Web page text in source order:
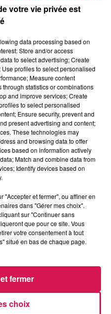
JUSTICE
Want
7h21
7h21
BENSON BOONE
Beautiful Things
CONSULTÉS
CHALEUR ET RISQUE
D'ORAGES CE LUNDI EN
SAMBRE-AVESNOIS-
et changeant concerne nos
secteurs ce lundi 3 août. Entre
des températures élevées
l'après-midi et un risque
SALMONELLOSE : LIDL
votre vie privée est
data processing based on
Store and/or access
to select advertising; Create
profiles to select personalised
Measure content
statistics or combinations
and improve services; Create
to select personalised
Ensure security, prevent and
present advertising and content;
These technologies may
and browsing data to offer
based on information actively
Match and combine data from
Identify devices based on
"Accepter et fermer", ou affiner en
dans "Gérer mes choix".
sur "Continuer sans
que pour ce site. Vous
votre consentement à tout
situé en bas de chaque page.
choix
fermer